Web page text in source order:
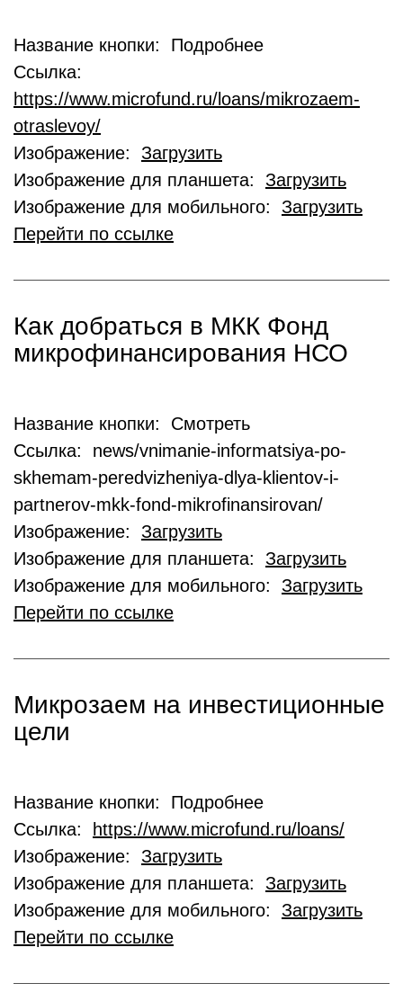
Название кнопки: Подробнее
Ссылка:
https://www.microfund.ru/loans/mikrozaem-
otraslevoy/
Изображение: Загрузить
Изображение для планшета: Загрузить
Изображение для мобильного: Загрузить
Перейти по ссылке
Как добраться в МКК Фонд
микрофинансирования НСО
Название кнопки: Смотреть
Ссылка: news/vnimanie-informatsiya-po-
skhemam-peredvizheniya-dlya-klientov-i-
partnerov-mkk-fond-mikrofinansirovan/
Изображение: Загрузить
Изображение для планшета: Загрузить
Изображение для мобильного: Загрузить
Перейти по ссылке
Микрозаем на инвестиционные
цели
Название кнопки: Подробнее
Ссылка:
https://www.microfund.ru/loans/
Изображение: Загрузить
Изображение для планшета: Загрузить
Изображение для мобильного: Загрузить
Перейти по ссылке